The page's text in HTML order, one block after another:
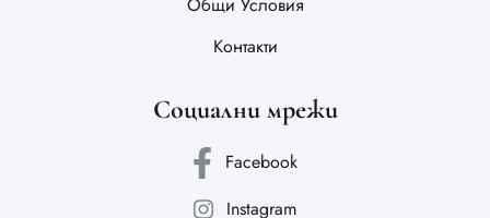
Контакти
Социални мрежи
Facebook
Instagram